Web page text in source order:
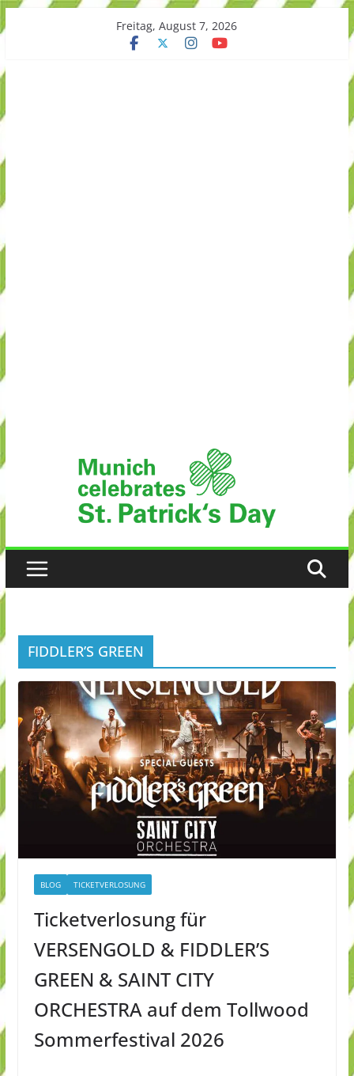
Freitag, August 7, 2026
FIDDLER’S GREEN
BLOG TICKETVERLOSUNG
Ticketverlosung für
VERSENGOLD & FIDDLER’S
GREEN & SAINT CITY
ORCHESTRA auf dem Tollwood
Sommerfestival 2026